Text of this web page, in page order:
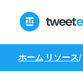
ン
ホーム リソース/